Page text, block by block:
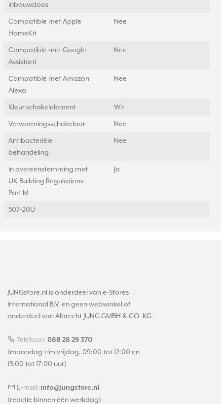
inbouwdoos
Compatible met Apple
HomeKit
Nee
Compatible met Google
Assistant
Nee
Compatible met Amazon
Alexa
Nee
Kleur schakelelement Wit
Verwarmingsschakelaar Nee
Antibacteriële
behandeling
Nee
In overeenstemming met
UK Building Regulations
Part M
Ja
507-20U
JUNGstore.nl is onderdeel van e-Stores
International B.V. en geen webwinkel of
onderdeel van Albrecht JUNG GMBH & CO. KG.
Telefoon: 088 28 29 370
(maandag t/m vrijdag, 09:00 tot 12:00 en
13:00 tot 17:00 uur)
E-mail: info@jungstore.nl
(reactie binnen één werkdag)